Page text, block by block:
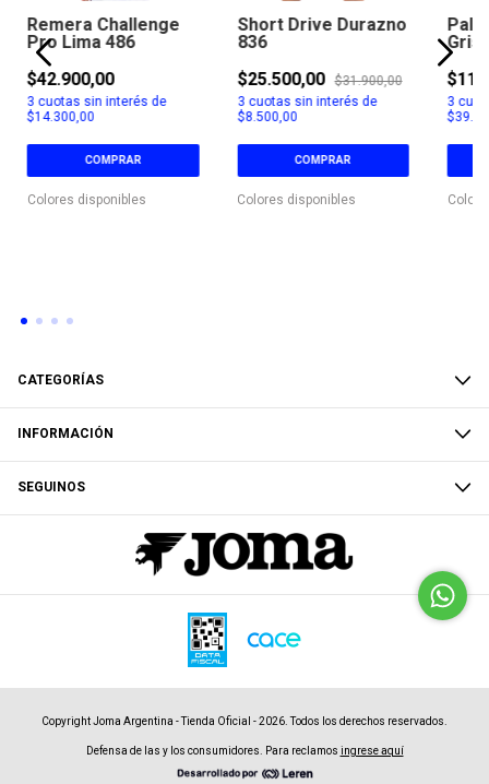
Remera Challenge
Pro Lima 486
$42.900,00
3 cuotas sin interés de
$14.300,00
COMPRAR
Colores disponibles
Short Drive Durazno
836
$25.500,00
$31.900,00
3 cuotas sin interés de
$8.500,00
COMPRAR
Colores disponibles
Gris
3
CATEGORÍAS
INFORMACIÓN
SEGUINOS
Copyright Joma Argentina - Tienda Oficial - 2026. Todos los derechos reservados.
Defensa de las y los consumidores. Para reclamos ingrese aquí